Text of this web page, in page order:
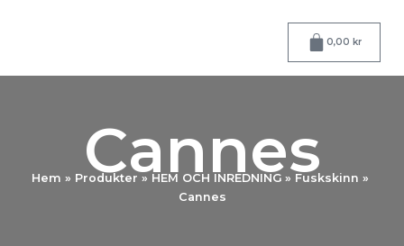
0,00 kr
Varukorg
Cannes
Hem Produkter HEM OCH INREDNING
Fuskskinn
Cannes